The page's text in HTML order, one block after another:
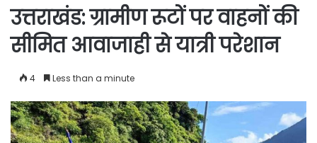
उत्तराखंड: ग्रामीण रूटों पर वाहनों की
सीमित आवाजाही से यात्री परेशान
4 Less than a minute